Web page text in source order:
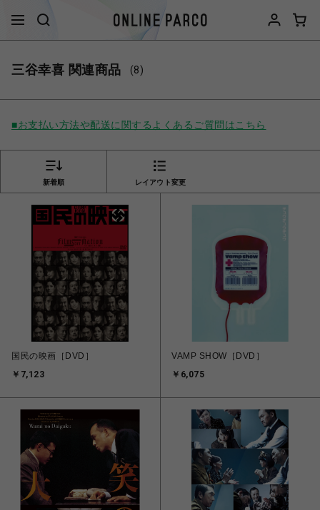
三谷幸喜 関連商品 (8)
■お支払い方法や配送に関するよくあるご質問はこちら
新着順 レイアウト変更
国民の映画［DVD］
￥7,123
VAMP SHOW［DVD］
￥6,075